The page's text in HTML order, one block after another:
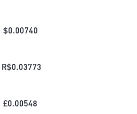
$0.00740
R$0.03773
£0.00548